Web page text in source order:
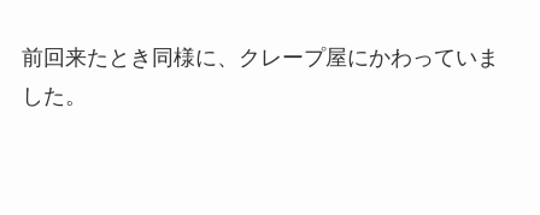
前回来たとき同様に、クレープ屋にかわっていま
した。